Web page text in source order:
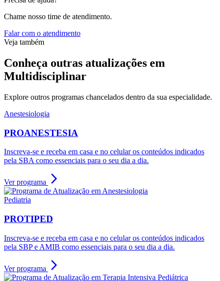
Chame nosso time de atendimento.
Falar com o atendimento
Veja também
Conheça outras atualizações em
Multidisciplinar
Explore outros programas chancelados dentro da sua especialidade.
Anestesiologia
PROANESTESIA
Inscreva-se e receba em casa e no celular os conteúdos indicados
pela SBA como essenciais para o seu dia a dia.
Ver programa arrow_forward_ios
Pediatria
PROTIPED
Inscreva-se e receba em casa e no celular os conteúdos indicados
pela SBP e AMIB como essenciais para o seu dia a dia.
Ver programa arrow_forward_ios